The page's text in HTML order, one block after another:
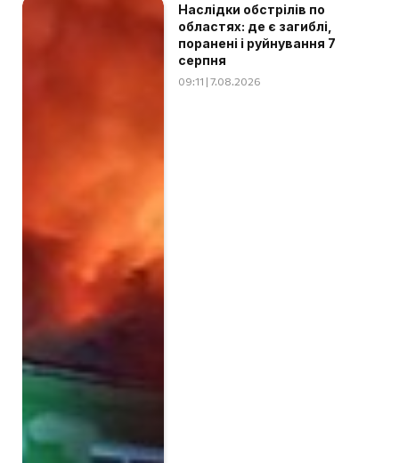
Наслідки обстрілів по
областях: де є загиблі,
поранені і руйнування 7
серпня
09:11 | 7.08.2026